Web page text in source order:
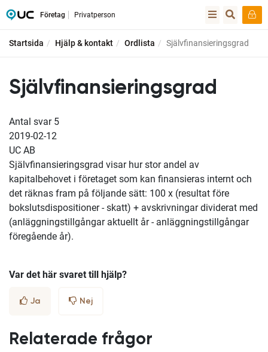
Företag Privatperson
Startsida Hjälp & kontakt Ordlista Självfinansieringsgrad
Självfinansieringsgrad
Antal svar 5
2019-02-12
UC AB
Självfinansieringsgrad visar hur stor andel av
kapitalbehovet i företaget som kan finansieras internt och
det räknas fram på följande sätt: 100 x (resultat före
bokslutsdispositioner - skatt) + avskrivningar dividerat med
(anläggningstillgångar aktuellt år - anläggningstillgångar
föregående år).
Var det här svaret till hjälp?
Ja Nej
Relaterade frågor